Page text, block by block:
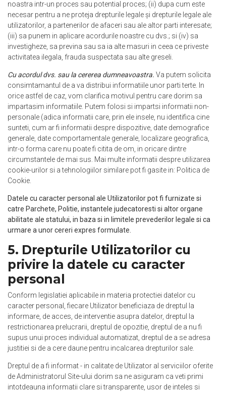
noastra intr-un proces sau potential proces; (ii) dupa cum este
necesar pentru a ne proteja drepturile legale și drepturile legale ale
utilizatorilor, a partenerilor de afaceri sau ale altor parti interesate;
(iii) sa punem in aplicare acordurile noastre cu dvs.; si (iv) sa
investigheze, sa previna sau sa ia alte masuri in ceea ce priveste
activitatea ilegala, frauda suspectata sau alte greseli.
Cu acordul dvs. sau la cererea dumneavoastra. Va putem solicita
consimtamantul de a va distribui informatiile unor parti terte. In
orice astfel de caz, vom clarifica motivul pentru care dorim sa
impartasim informatiile. Putem folosi si impartsi informatii non-
personale (adica informatii care, prin ele insele, nu identifica cine
sunteti, cum ar fi informatii despre dispozitive, date demografice
generale, date comportamentale generale, localizare geografica,
intr-o forma care nu poate fi citita de om, in oricare dintre
circumstantele de mai sus. Mai multe informatii despre utilizarea
cookie-urilor si a tehnologiilor similare pot fi gasite in: Politica de
Cookie
Datele cu caracter personal ale Utilizatorilor pot fi furnizate si
catre Parchete, Politie, instantele judecatoresti si altor organe
abilitate ale statului, in baza si in limitele prevederilor legale si ca
urmare a unor cereri expres formulate.
5. Drepturile Utilizatorilor cu
privire la datele cu caracter
personal
Conform legislatiei aplicabile in materia protectiei datelor cu
caracter personal, fiecare Utilizator beneficiaza de dreptul la
informare, de acces, de interventie asupra datelor, dreptul la
restrictionarea prelucrarii, dreptul de opozitie, dreptul de a nu fi
supus unui proces individual automatizat, dreptul de a se adresa
justitiei si de a cere daune pentru incalcarea drepturilor sale.
Dreptul de a fi informat - in calitate de Utilizator al serviciilor oferite
de Administratorul Site-ului dorim sa ne asiguram ca veti primi
intotdeauna informatii clare si transparente, usor de inteles si